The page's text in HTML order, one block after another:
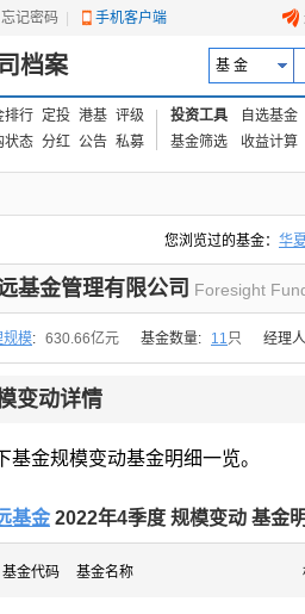
忘记密码 手机客户端
档案 基 金
排行 定投 港基 评级
状态 分红 公告 私募
投资工具
自选基金
基金筛选
收益计算
您浏览过的基金： 华
易方达上证中盘ETF联
基金管理有限公司 Foresight
规模: 630.66亿元 基金数量: 11只 经理
变动详情
基金规模变动基金明细一览。
基金 2022年4季度 规模变动 基金
基金代码 基金名称